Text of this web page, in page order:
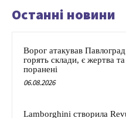
Останні новини
Ворог атакував
горять склади, є жертва та
поранені
06.08.2026
Lamborghini створила